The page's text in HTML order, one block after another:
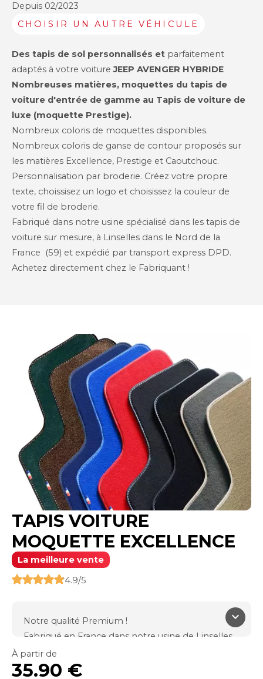
Depuis 02/2023
CHOISIR UN AUTRE VÉHICULE
Des tapis de sol personnalisés et parfaitement
adaptés à votre voitureJEEP AVENGER HYBRIDE
Nombreuses matières, moquettes du tapis de
voiture d'entrée de gamme au Tapis de voiture de
luxe (moquette Prestige).
Nombreux coloris de moquettes disponibles.
Nombreux coloris de ganse de contour proposés sur
les matières Excellence, Prestige et Caoutchouc.
Personnalisation par broderie. Créez votre propre
texte, choissisez un logo et choisissez la couleur de
votre fil de broderie.
Fabriqué dans notre usine spécialisé dans les tapis de
voiture sur mesure, à Linselles dans le Nord de la
France (59) et expédié par transport express DPD.
Achetez directement chez le Fabriquant !
TAPIS VOITURE
MOQUETTE EXCELLENCE
La meilleure vente
4.9/5
keyboard_arrow_down
Notre qualité Premium !
Fabriqué en France dans notre usine de Linselles
(59)
Le haut de gamme constructeur
À partir de
35.90 €